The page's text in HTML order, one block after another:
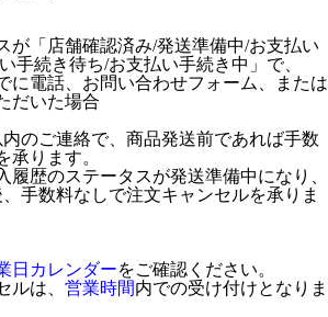
が「店舗確認済み/発送準備中/お支払い
手続き待ち/お支払い手続き中」で、
に電話、お問い合わせフォーム、または
だいた場合
内のご連絡で、商品発送前であれば手数
承ります。
履歴のステータスが発送準備中になり、
手数料なしで注文キャンセルを承りま
日カレンダーをご確認ください。
は、 営業時間内での受け付けとなりま